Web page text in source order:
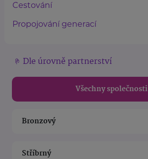
Cestování
Propojování generací
Dle úrovně partnerství
Všechny společnosti
Bronzový
Stříbrný